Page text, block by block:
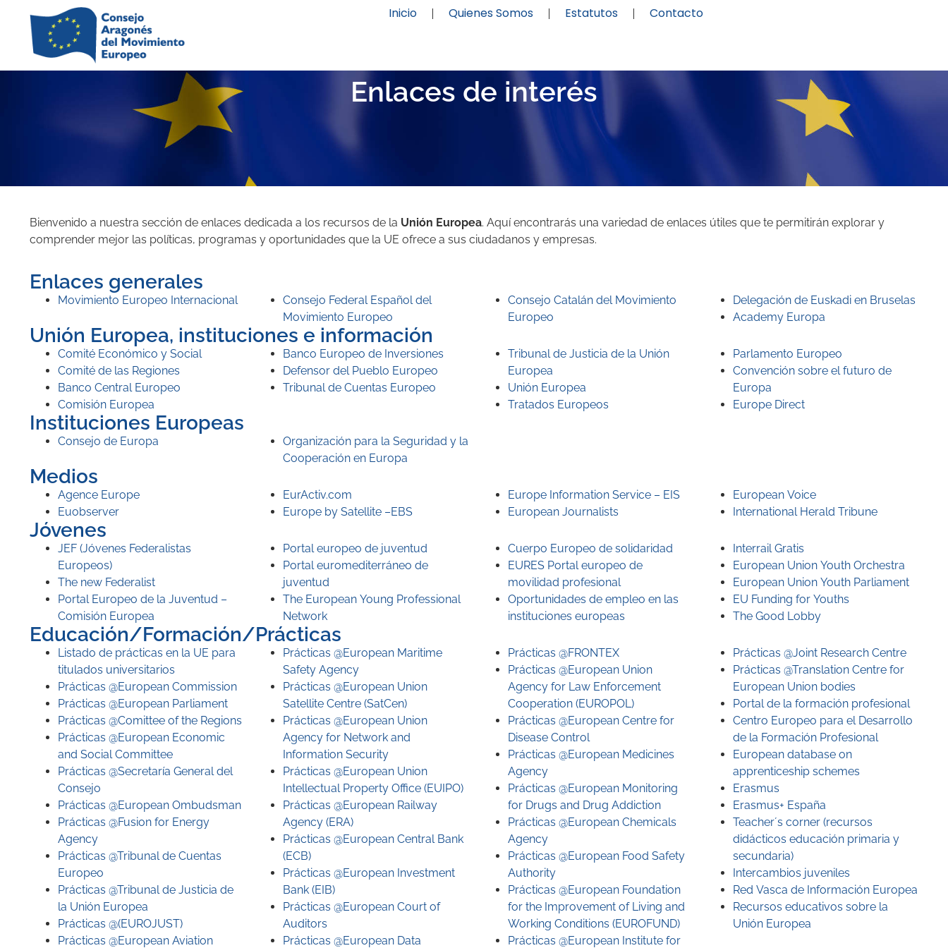
Inicio Quienes Somos Estatutos Contacto
Enlaces de interés
Bienvenido a nuestra sección de enlaces dedicada a los recursos de la Unión Europea. Aquí encontrarás una variedad de enlaces útiles que te permitirán explorar y
comprender mejor las políticas, programas y oportunidades que la UE ofrece a sus ciudadanos y empresas.
Enlaces generales
Movimiento Europeo Internacional
Consejo Federal Español del
Movimiento Europeo
Consejo Catalán del Movimiento
Europeo
Delegación de Euskadi en Bruselas
Academy Europa
Unión Europea, instituciones e información
Comité Económico y Social
Comité de las Regiones
Banco Central Europeo
Comisión Europea
Banco Europeo de Inversiones
Defensor del Pueblo Europeo
Tribunal de Cuentas Europeo
Tribunal de Justicia de la Unión
Europea
Unión Europea
Tratados Europeos
Parlamento Europeo
Convención sobre el futuro de
Europa
Europe Direct
Instituciones Europeas
Consejo de Europa
Organización para la Seguridad y la
Cooperación en Europa
Medios
Agence Europe
Euobserver
EurActiv.com
Europe by Satellite –EBS
Europe Information Service – EIS
European Journalists
European Voice
International Herald Tribune
Jóvenes
JEF (Jóvenes Federalistas
Europeos)
The new Federalist
Portal Europeo de la Juventud –
Comisión Europea
Portal europeo de juventud
Portal euromediterráneo de
juventud
The European Young Professional
Network
Cuerpo Europeo de solidaridad
EURES Portal europeo de
movilidad profesional
Oportunidades de empleo en las
instituciones europeas
Interrail Gratis
European Union Youth Orchestra
European Union Youth Parliament
EU Funding for Youths
The Good Lobby
Educación/Formación/Prácticas
Listado de prácticas en la UE para
titulados universitarios
Prácticas @European Commission
Prácticas @European Parliament
Prácticas @Comittee of the Regions
Prácticas @European Economic
and Social Committee
Prácticas @Secretaría General del
Consejo
Prácticas @European Ombudsman
Prácticas @Fusion for Energy
Agency
Prácticas @Tribunal de Cuentas
Europeo
Prácticas @Tribunal de Justicia de
la Unión Europea
Prácticas @(EUROJUST)
Prácticas @European Aviation
Prácticas @European Maritime
Safety Agency
Prácticas @European Union
Satellite Centre (SatCen)
Prácticas @European Union
Agency for Network and
Information Security
Prácticas @European Union
Intellectual Property Office (EUIPO)
Prácticas @European Railway
Agency (ERA)
Prácticas @European Central Bank
(ECB)
Prácticas @European Investment
Bank (EIB)
Prácticas @European Court of
Auditors
Prácticas @European Data
Prácticas @FRONTEX
Prácticas @European Union
Agency for Law Enforcement
Cooperation (EUROPOL)
Prácticas @European Centre for
Disease Control
Prácticas @European Medicines
Agency
Prácticas @European Monitoring
for Drugs and Drug Addiction
Prácticas @European Chemicals
Agency
Prácticas @European Food Safety
Authority
Prácticas @European Foundation
for the Improvement of Living and
Working Conditions (EUROFUND)
Prácticas @European Institute for
Prácticas @Joint Research Centre
Prácticas @Translation Centre for
European Union bodies
Portal de la formación profesional
Centro Europeo para el Desarrollo
de la Formación Profesional
European database on
apprenticeship schemes
Erasmus
Erasmus+ España
Teacher´s corner (recursos
didácticos educación primaria y
secundaria)
Intercambios juveniles
Red Vasca de Información Europea
Recursos educativos sobre la
Unión Europea